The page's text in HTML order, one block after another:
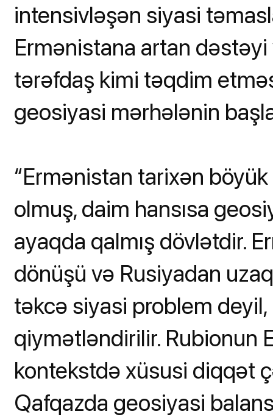
intensivləşən siyasi
Ermənistana artan
tərəfdaş kimi təqdim
geosiyasi mərhələnin
“Ermənistan tarixən
olmuş, daim hansısa
ayaqda qalmış dövlətdir.
dönüşü və Rusiyadan
təkcə siyasi problem
qiymətləndirilir. Rubionun
kontekstdə xüsusi diqqət
Qafqazda geosiyasi